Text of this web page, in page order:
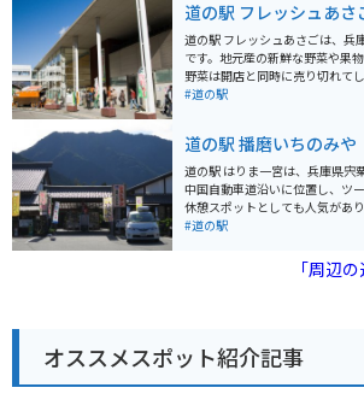
は地元食材をふんだんに使った
ます。 バイクで訪れる場合、道の駅には広い駐車場が完
備されているので安心です。周
景が広がり、ツーリングにも最
秋には黄金色に輝く稲穂が美し
在しています。道の駅を拠点に
るのもおすすめです。
道の駅 フレッシュあさ
道の駅 フレッシュあさごは、兵
です。地元産の新鮮な野菜や果
野菜は開店と同時に売り切れて
す。 レストランでは、地元産の食材を使った料理が楽し
駐車場が完備されているので安
竹田城跡などの観光スポットも
グの拠点としても最適です。 道の駅 フレッシュあさご
は、地元の美味しいものを堪能
と、周辺の観光も楽しめるスポッ
#道の駅
道の駅 播磨いちのみや
道の駅 はりま一宮は、兵庫県宍
中国自動車道沿いに位置し、ツ
休憩スポットとしても人気があります。 地元産
野菜や果物が販売されている直
ンでは、地元産の食材をふんだ
ことができます。中でも、宍粟
には、日本の滝百選にも選ばれ
す。落差約100mの雄大な滝は一
た、車で約20分の場所には、豊
#道の駅
「周辺
オススメスポット紹介記事